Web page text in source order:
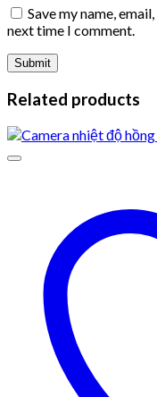
Save my name,
next time I comment.
Related products